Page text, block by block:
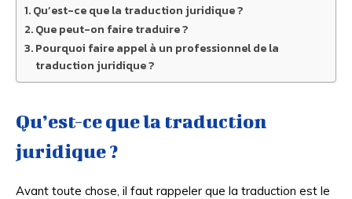
Qu’est-ce que la traduction juridique ?
Que peut-on faire traduire ?
Pourquoi faire appel à un professionnel de la
traduction juridique ?
Qu’est-ce que la traduction
juridique ?
Avant toute chose, il faut rappeler que la traduction est le